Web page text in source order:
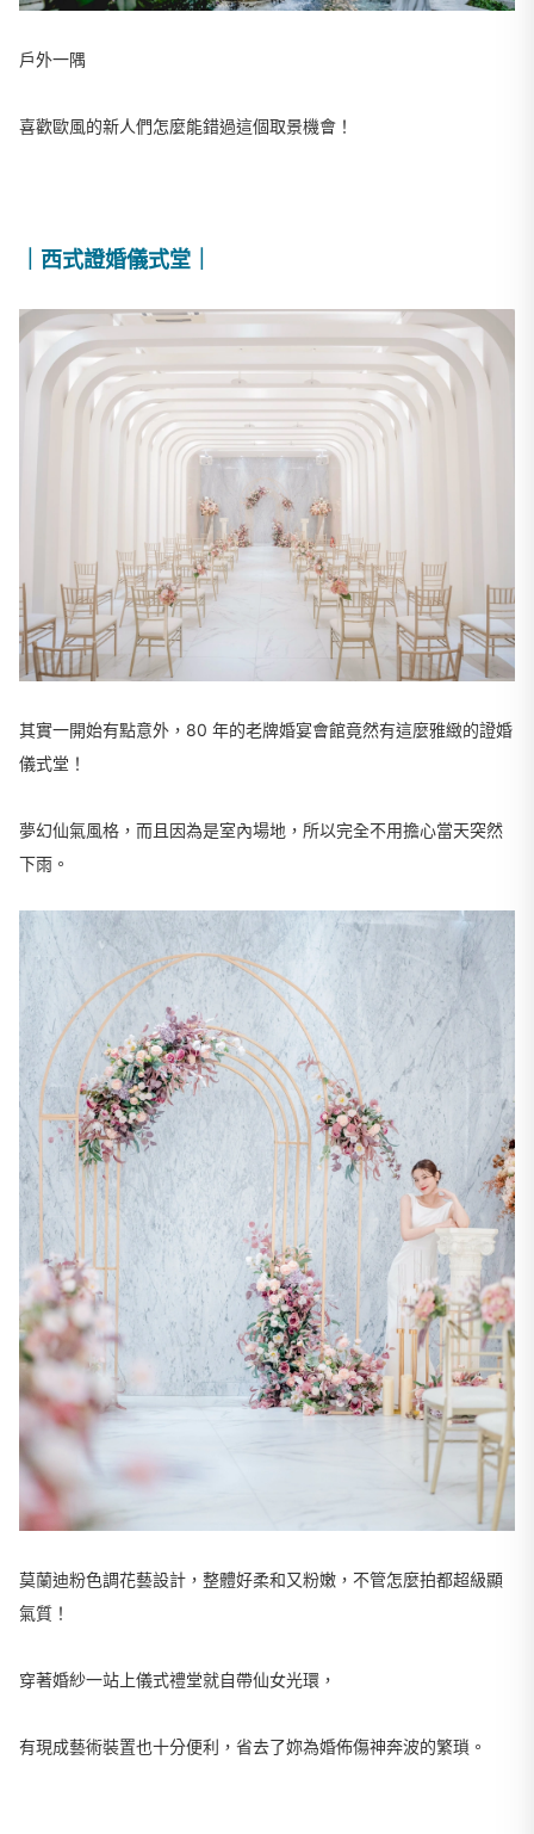
戶外一隅
喜歡歐風的新人們怎麼能錯過這個取景機會！
｜西式證婚儀式堂｜
其實一開始有點意外，80 年的老牌婚宴會館竟然有這麼雅緻的證婚
儀式堂！
夢幻仙氣風格，而且因為是室內場地，所以完全不用擔心當天突然
下雨。
莫蘭迪粉色調花藝設計，整體好柔和又粉嫩，不管怎麼拍都超級顯
氣質！
穿著婚紗一站上儀式禮堂就自帶仙女光環，
有現成藝術裝置也十分便利，省去了妳為婚佈傷神奔波的繁瑣。